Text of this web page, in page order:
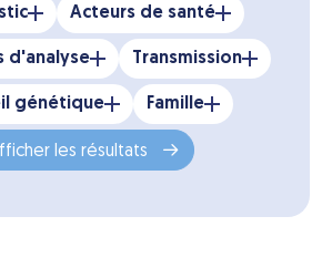
Acteurs de santé
d'analyse Transmission
génétique Famille
les résultats